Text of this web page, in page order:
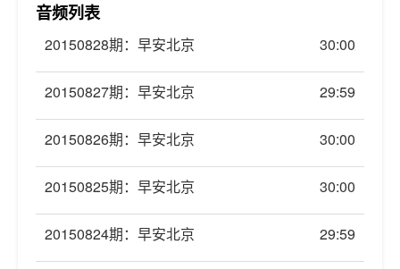
音频列表
20150828期：早安北京 30:00
20150827期：早安北京 29:59
20150826期：早安北京 30:00
20150825期：早安北京 30:00
20150824期：早安北京 29:59